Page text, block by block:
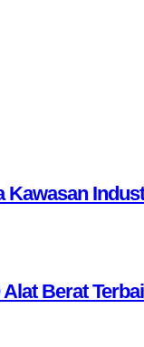
Kawasan
Berat